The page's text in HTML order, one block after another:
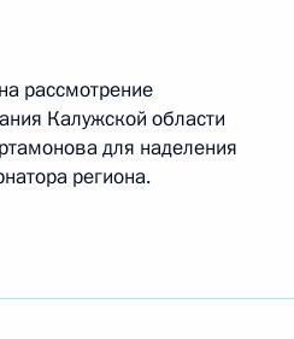
рассмотрение
Калужской области
для наделения
региона.